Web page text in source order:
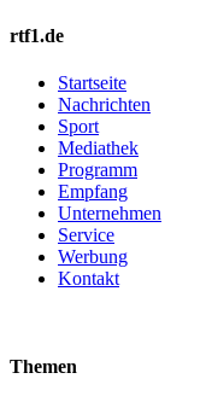
rtf1.de
Startseite
Nachrichten
Sport
Mediathek
Programm
Empfang
Unternehmen
Service
Werbung
Kontakt
Themen